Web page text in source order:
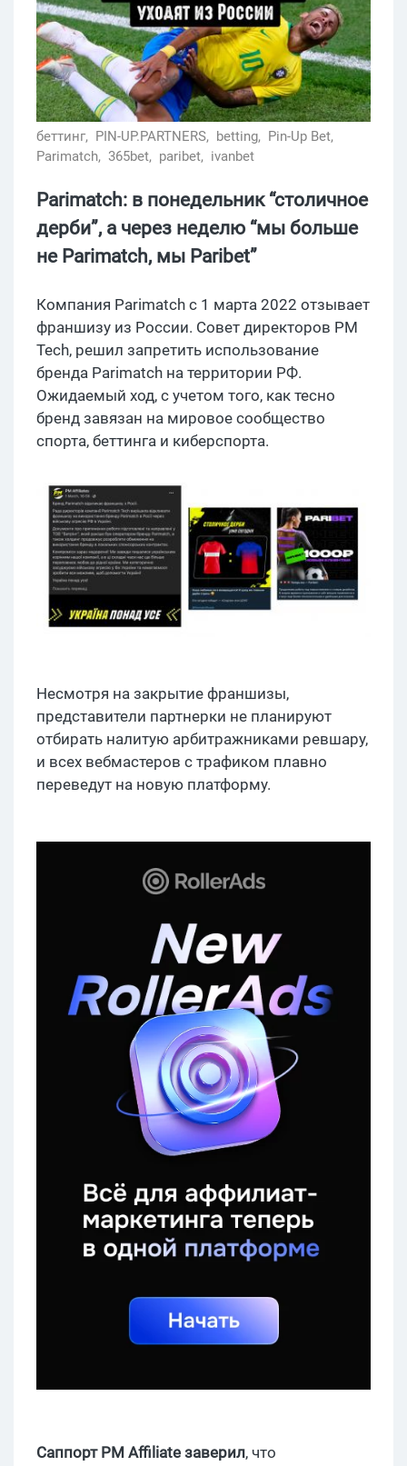
беттинг, PIN-UP.PARTNERS, betting, Pin-Up Bet,
Parimatch, 365bet, paribet, ivanbet
Parimatch: в понедельник “столичное
дерби”, а через неделю “мы больше
не Parimatch, мы Paribet”
Компания Parimatch с 1 марта 2022 отзывает
франшизу из России. Совет директоров PM
Tech, решил запретить использование
бренда Parimatch на территории РФ.
Ожидаемый ход, с учетом того, как тесно
бренд завязан на мировое сообщество
спорта, беттинга и киберспорта.
Несмотря на закрытие франшизы,
представители партнерки не планируют
отбирать налитую арбитражниками ревшару,
и всех вебмастеров с трафиком плавно
переведут на новую платформу.
Саппорт PM Affiliate заверил, что